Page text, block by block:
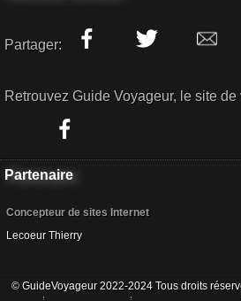
Partager:
Retrouvez Guide Voyageur, le site
Partenaire
Concepteur de sites Internet
Lecoeur Thierry
© GuideVoyageur 2022-2024 Tous droits